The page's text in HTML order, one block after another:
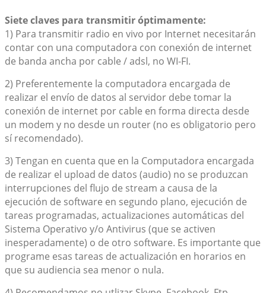
Siete claves para transmitir óptimamente:
1) Para transmitir radio en vivo por Internet necesitarán
contar con una computadora con conexión de internet
de banda ancha por cable / adsl, no WI-FI.
2) Preferentemente la computadora encargada de
realizar el envío de datos al servidor debe tomar la
conexión de internet por cable en forma directa desde
un modem y no desde un router (no es obligatorio pero
sí recomendado).
3) Tengan en cuenta que en la Computadora encargada
de realizar el upload de datos (audio) no se produzcan
interrupciones del flujo de stream a causa de la
ejecución de software en segundo plano, ejecución de
tareas programadas, actualizaciones automáticas del
Sistema Operativo y/o Antivirus (que se activen
inesperadamente) o de otro software. Es importante que
programe esas tareas de actualización en horarios en
que su audiencia sea menor o nula.